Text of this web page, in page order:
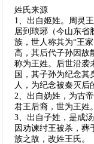
姓氏来源
1、出自姬姓。周灵
居到琅琊（今山东省
族，世人称其为“王
高，其后代子孙因故
称为王姓。后世沿袭
国，其子孙为纪念其
人，为纪念被秦灭后
2、出自妫姓，为古
君王后裔，世为王姓。
3、出自子姓，是成
因劝谏纣王被杀，葬
族之故，改姓王氏。